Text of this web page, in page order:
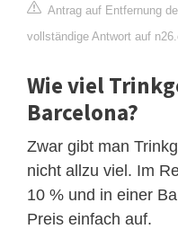
Antrag auf Entfernung
vollständige Antwort auf
Wie viel
Barcelona?
Zwar gibt man
nicht allzu viel. Im
10 % und in einer
Preis einfach auf.